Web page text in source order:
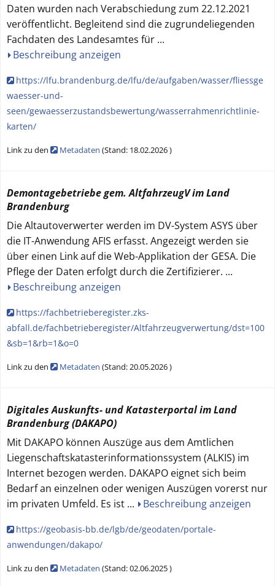
Daten wurden nach Verabschiedung zum 22.12.2021
veröffentlicht. Begleitend sind die zugrundeliegenden
Fachdaten des Landesamtes für ...
Beschreibung anzeigen
https://lfu.brandenburg.de/lfu/de/aufgaben/wasser/fliessge
waesser-und-
seen/gewaesserzustandsbewertung/wasserrahmenrichtlinie-
karten/
Link zu den Metadaten (Stand: 18.02.2026)
Demontagebetriebe gem. AltfahrzeugV im Land
Brandenburg
Die Altautoverwerter werden im DV-System ASYS über
die IT-Anwendung AFIS erfasst. Angezeigt werden sie
über einen Link auf die Web-Applikation der GESA. Die
Pflege der Daten erfolgt durch die Zertifizierer. ...
Beschreibung anzeigen
https://fachbetrieberegister.zks-
abfall.de/fachbetrieberegister/Altfahrzeugverwertung/dst=100
&sb=1&rb=1&o=0
Link zu den Metadaten (Stand:20.05.2026)
Digitales Auskunfts- und Katasterportal im Land
Brandenburg (DAKAPO)
Mit DAKAPO können Auszüge aus dem Amtlichen
Liegenschaftskatasterinformationssystem (ALKIS) im
Internet bezogen werden. DAKAPO eignet sich beim
Bedarf an einzelnen oder wenigen Auszügen vorerst nur
im privaten Umfeld. Es ist ... Beschreibung anzeigen
https://geobasis-bb.de/lgb/de/geodaten/portale-
anwendungen/dakapo/
Link zu den Metadaten (Stand:02.06.2025)